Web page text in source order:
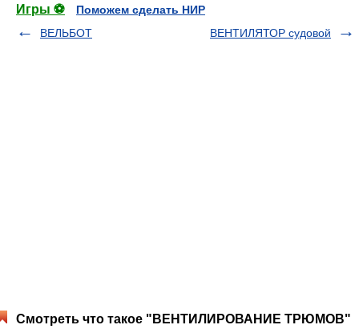
Игры ⚽
Поможем сделать НИР
ВЕЛЬБОТ
ВЕНТИЛЯТОР судовой
Смотреть что такое "ВЕНТИЛИРОВАНИЕ ТРЮМОВ"